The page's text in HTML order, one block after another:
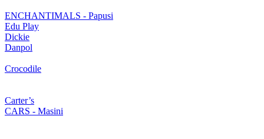
ENCHANTIMALS - Papusi
Edu Play
Dickie
Danpol
Crocodile
Carter’s
CARS - Masini